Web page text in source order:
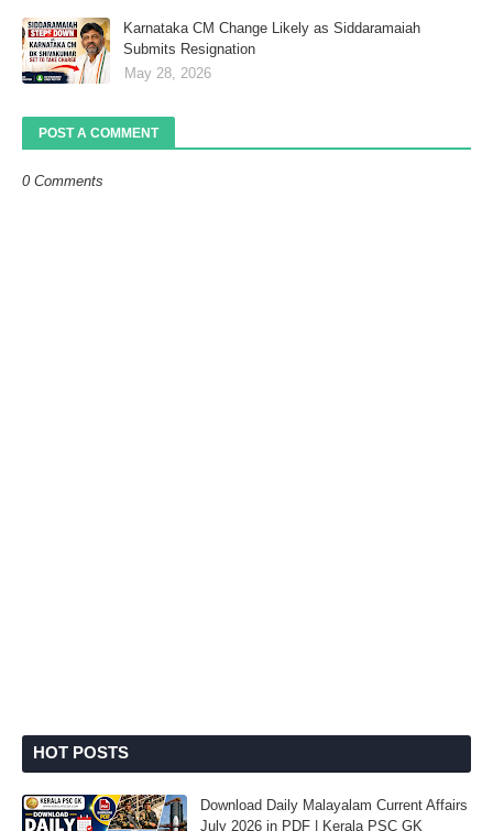
Karnataka CM Change Likely as Siddaramaiah
Submits Resignation
May 28, 2026
POST A COMMENT
0 Comments
HOT POSTS
Download Daily Malayalam Current Affairs
July 2026 in PDF | Kerala PSC GK